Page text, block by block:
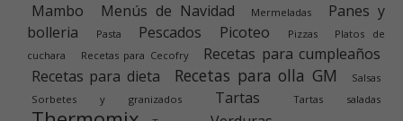
Mambo Menús de Navidad Mermeladas
Panes y
bolleria
Pasta Pescados Picoteo Pizzas
Platos de
cuchara
Recetas para Cecofry
Recetas para cumpleaños
Recetas para dieta
Recetas para olla GM
Salsas
Sorbetes y granizados
Tartas Tartas saladas